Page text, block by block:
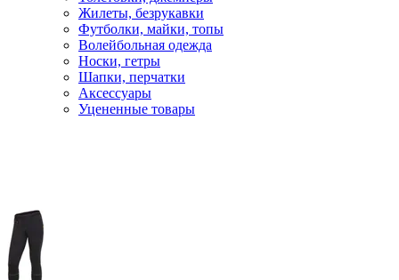
Жилеты, безрукавки
Футболки, майки, топы
Волейбольная одежда
Носки, гетры
Шапки, перчатки
Аксессуары
Уцененные товары